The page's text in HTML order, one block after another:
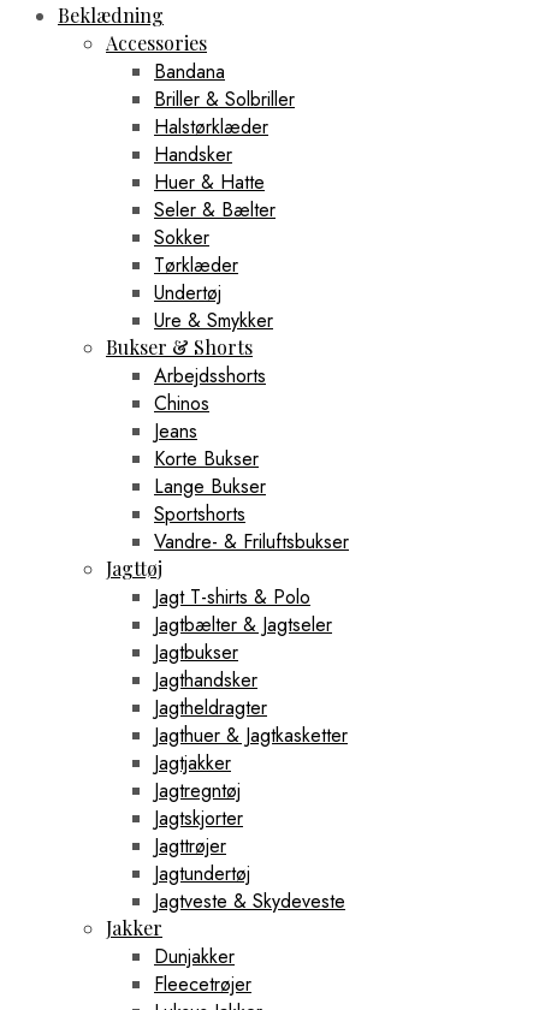
Beklædning
Accessories
Bandana
Briller & Solbriller
Halstørklæder
Handsker
Huer & Hatte
Seler & Bælter
Sokker
Tørklæder
Undertøj
Ure & Smykker
Bukser & Shorts
Arbejdsshorts
Chinos
Jeans
Korte Bukser
Lange Bukser
Sportshorts
Vandre- & Friluftsbukser
Jagttøj
Jagt T-shirts & Polo
Jagtbælter & Jagtseler
Jagtbukser
Jagthandsker
Jagtheldragter
Jagthuer & Jagtkasketter
Jagtjakker
Jagtregntøj
Jagtskjorter
Jagttrøjer
Jagtundertøj
Jagtveste & Skydeveste
Jakker
Dunjakker
Fleecetrøjer